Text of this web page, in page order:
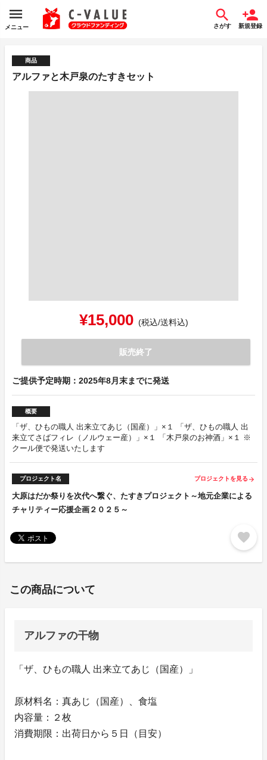
メニュー さがす 新規登録
商品
アルファと木戸泉のたすきセット
¥15,000 (税込/送料込)
販売終了
ご提供予定時期：2025年8月末までに発送
概要
「ザ、ひもの職人 出来立てあじ（国産）」×１ 「ザ、ひもの職人 出
来立てさばフィレ（ノルウェー産）」×１ 「木戸泉のお神酒」×１ ※
クール便で発送いたします
プロジェクト名 プロジェクトを見る arrow_forward
大原はだか祭りを次代へ繋ぐ、たすきプロジェクト～地元企業による
チャリティー応援企画２０２５～
favorite
この商品について
アルファの干物
「ザ、ひもの職人 出来立てあじ（国産）」
原材料名：真あじ（国産）、食塩
内容量：２枚
消費期限：出荷日から５日（目安）